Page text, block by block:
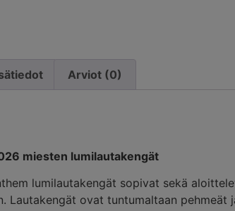
Arviot (0)
miesten lumilautakengät
lumilautakengät sopivat sekä
Lautakengät ovat tuntumaltaan pehmeät